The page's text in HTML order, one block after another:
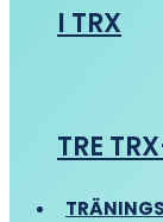
I TRX
TRE